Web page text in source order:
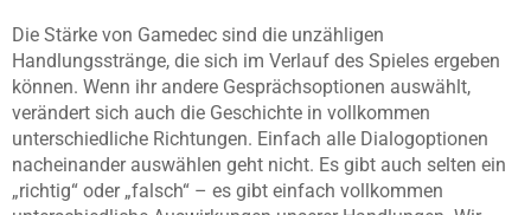
Die Stärke von Gamedec sind die unzähligen
Handlungsstränge, die sich im Verlauf des Spieles ergeben
können. Wenn ihr andere Gesprächsoptionen auswählt,
verändert sich auch die Geschichte in vollkommen
unterschiedliche Richtungen. Einfach alle Dialogoptionen
nacheinander auswählen geht nicht. Es gibt auch selten ein
„richtig“ oder „falsch“ – es gibt einfach vollkommen